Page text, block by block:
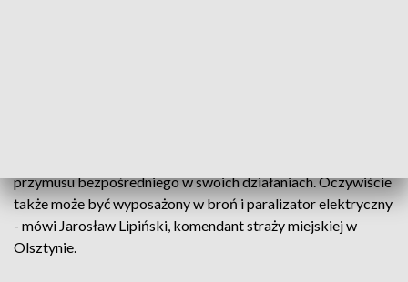
przymusu bezpośredniego w swoich działaniach. Oczywiście
także może być wyposażony w broń i paralizator elektryczny
- mówi Jarosław Lipiński, komendant straży miejskiej w
Olsztynie.